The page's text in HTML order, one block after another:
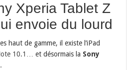
Xperia Tablet Z
envoie du lourd
haut de gamme, il existe l’iPad
10.1 … et désormais la Sony